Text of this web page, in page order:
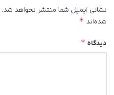
نشانی ایمیل شما منتشر نخواهد شد.
شده‌اند *
دیدگاه *